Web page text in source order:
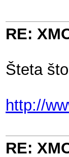
RE:
Šteta
http://
RE: